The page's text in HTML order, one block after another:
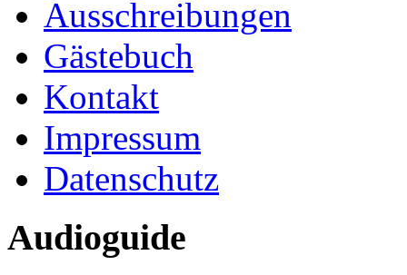
Ausschreibungen
Gästebuch
Kontakt
Impressum
Datenschutz
Audioguide